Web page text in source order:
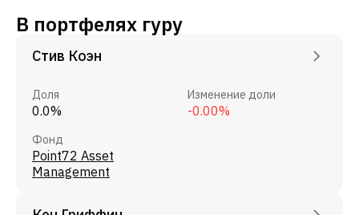
В портфелях гуру
Стив Коэн
Доля
0.0%
Изменение доли
-0.00%
Фонд
Point72 Asset
Management